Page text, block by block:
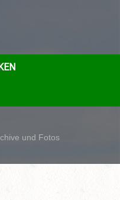
und Fotos